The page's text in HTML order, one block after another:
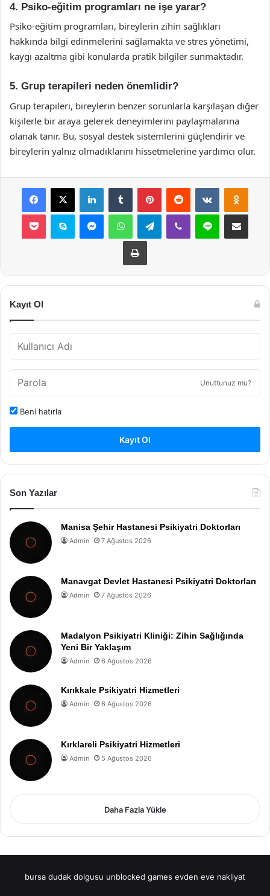
4. Psiko-eğitim programları ne işe yarar?
Psiko-eğitim programları, bireylerin zihin sağlıkları
hakkında bilgi edinmelerini sağlamakta ve stres yönetimi,
kaygı azaltma gibi konularda pratik bilgiler sunmaktadır.
5. Grup terapileri neden önemlidir?
Grup terapileri, bireylerin benzer sorunlarla karşılaşan diğer
kişilerle bir araya gelerek deneyimlerini paylaşmalarına
olanak tanır. Bu, sosyal destek sistemlerini güçlendirir ve
bireylerin yalnız olmadıklarını hissetmelerine yardımcı olur.
Facebook
X LinkedInTumblr PinterestReddit VKontakte
Pocket Skype MessengerWhatsAppTelegramViber Line E-Posta ile
Yazdır
Kayıt Ol
Unuttunuz mu?
Beni hatırla
Kayıt Ol
Son Yazılar
Manisa Şehir Hastanesi Psikiyatri Doktorları
Admin 7 Ağustos 2026
Manavgat Devlet Hastanesi Psikiyatri Doktorları
Admin 7 Ağustos 2026
Madalyon Psikiyatri Kliniği: Zihin Sağlığında
Yeni Bir Yaklaşım
Admin 6 Ağustos 2026
Kırıkkale Psikiyatri Hizmetleri
Admin 6 Ağustos 2026
Kırklareli Psikiyatri Hizmetleri
Admin 5 Ağustos 2026
Daha Fazla Yükle
bursa dudak dolgusu unblocked games evden eve nakliyat